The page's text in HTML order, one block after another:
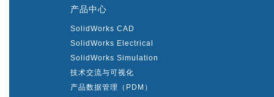
产品中心
SolidWorks CAD
SolidWorks Electrical
SolidWorks Simulation
技术交流与可视化
产品数据管理（PDM）